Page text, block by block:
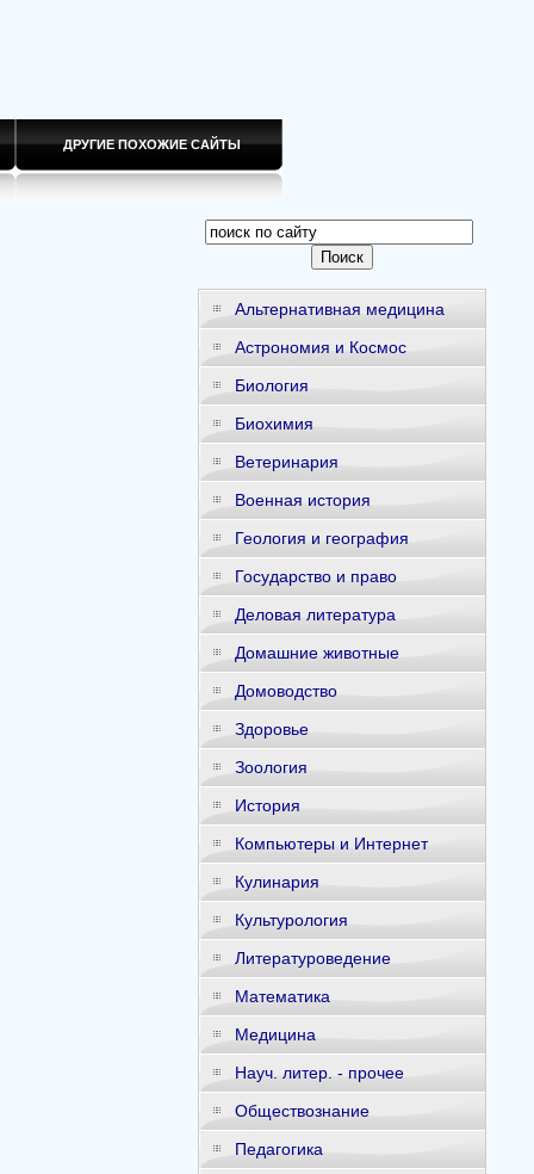
ДРУГИЕ ПОХОЖИЕ САЙТЫ
Альтернативная медицина
Астрономия и Космос
Биология
Биохимия
Ветеринария
Военная история
Геология и география
Государство и право
Деловая литература
Домашние животные
Домоводство
Здоровье
Зоология
История
Компьютеры и Интернет
Кулинария
Культурология
Литературоведение
Математика
Медицина
Науч. литер. - прочее
Обществознание
Педагогика